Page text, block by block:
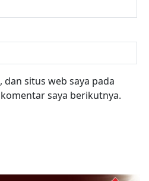
dan situs web saya pada
saya berikutnya.